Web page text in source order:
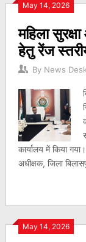
May 14, 2026
महिला
हेतु रेंज
By News Desk
कार्यालय में किया
अधीक्षक, जिला
May 14, 2026